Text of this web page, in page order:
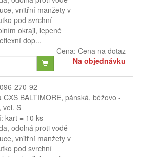
vnitřní manžety v
pod svrchní
okraji, lepené
dop...
Cena: Cena na dotaz
Na objednávku
270-92
CXS BALTIMORE, pánská, béžovo -
vel. S
kart = 10 ks
odolná proti vodě
vnitřní manžety v
pod svrchní